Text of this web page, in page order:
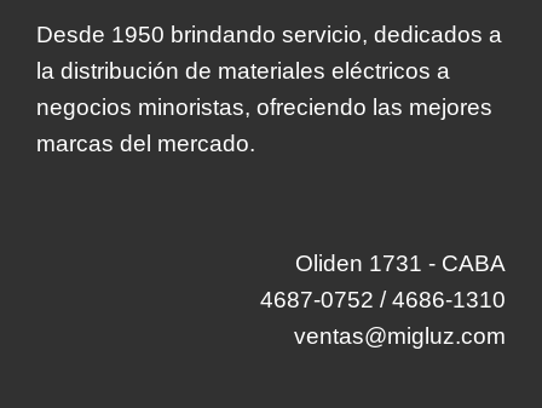
Desde 1950 brindando servicio, dedicados a
la distribución de materiales eléctricos a
negocios minoristas, ofreciendo las mejores
marcas del mercado.
Oliden 1731 - CABA
4687-0752 / 4686-1310
ventas@migluz.com